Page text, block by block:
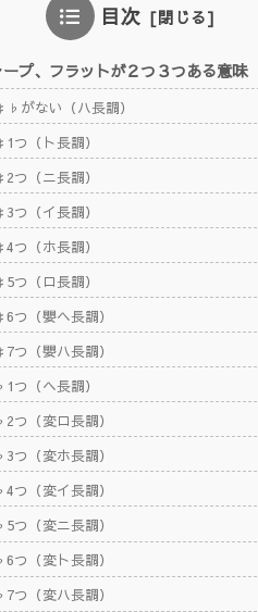
目次
ープ、フラットが２つ３つある意味
がない（ハ長調）
つ（ト長調）
つ（ニ長調）
つ（イ長調）
つ（ホ長調）
つ（ロ長調）
つ（嬰ヘ長調）
つ（嬰ハ長調）
つ（ヘ長調）
つ（変ロ長調）
つ（変ホ長調）
つ（変イ長調）
つ（変ニ長調）
つ（変ト長調）
つ（変ハ長調）